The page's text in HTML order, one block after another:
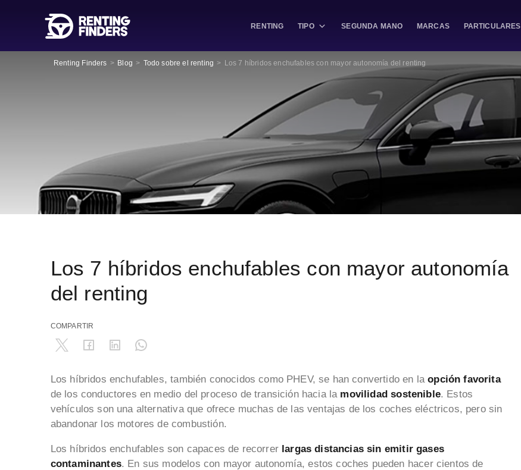
RENTING TIPO SEGUNDA MANO MARCAS PARTICULARES
Renting Finders > Blog > Todo sobre el renting > Los 7 híbridos enchufables con mayor autonomía del renting
Los 7 híbridos enchufables con mayor autonomía
del renting
COMPARTIR
Los híbridos enchufables, también conocidos como PHEV, se han convertido en laopción favorita
de los conductores en medio del proceso de transición hacia la movilidad sostenible. Estos
vehículos son una alternativa que ofrece muchas de las ventajas de los coches eléctricos, pero sin
abandonar los motores de combustión.
Los híbridos enchufables son capaces de recorrerlargas distancias sin emitir gases
contaminantes. En sus modelos con mayor autonomía, estos coches pueden hacer cientos de